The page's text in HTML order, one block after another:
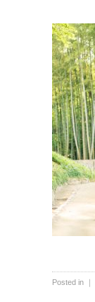
Posted in ｜